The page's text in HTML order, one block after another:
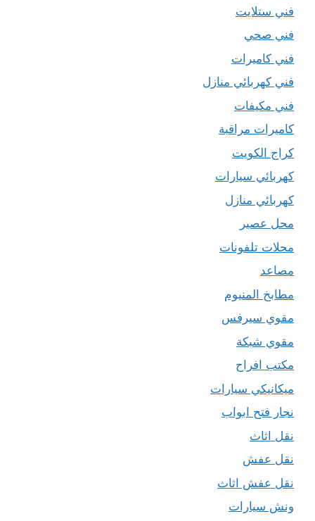
فني ستلايت
فني صحي
فني كاميرات
فني كهربائي منازل
فني مكيفات
كاميرات مراقبة
كراج الكويت
كهربائي سيارات
كهربائي منازل
محل عصير
محلات تلفونات
مصاعد
مطابخ المنيوم
مقوي سيرفس
مقوي شبكة
مكتب افراح
ميكانيكي سيارات
نجار فتح ابواب
نقل اثاث
نقل عفش
نقل عفش اثاث
ونش سيارات